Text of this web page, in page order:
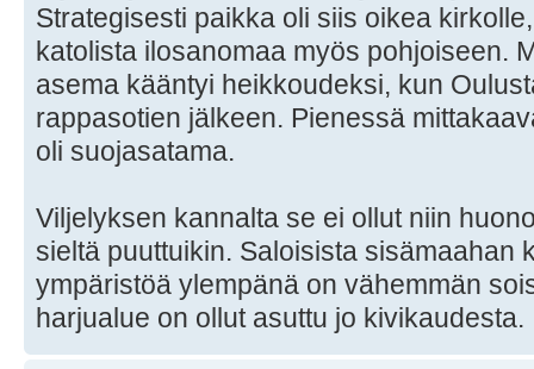
Strategisesti paikka oli siis oikea
katolista ilosanomaa myös pohjoiseen.
asema kääntyi heikkoudeksi, kun
rappasotien jälkeen. Pienessä
oli suojasatama.
Viljelyksen kannalta se ei ollut niin
sieltä puuttuikin. Saloisista sisämaahan
ympäristöä ylempänä on vähemmän
harjualue on ollut asuttu jo kivikaudesta.